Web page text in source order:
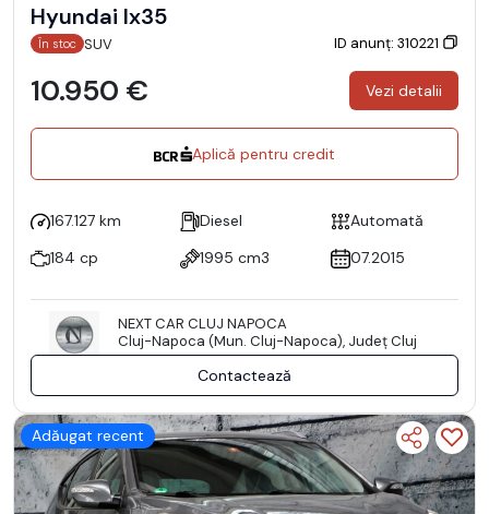
Hyundai Ix35
În stoc SUV ID anunț: 310221
10.950 € Vezi detalii
Aplică pentru credit
167.127 km Diesel
Automată
184 cp
1995 cm3 07.2015
NEXT CAR CLUJ NAPOCA
Cluj-Napoca (Mun. Cluj-Napoca), Județ Cluj
Contactează
Adăugat recent